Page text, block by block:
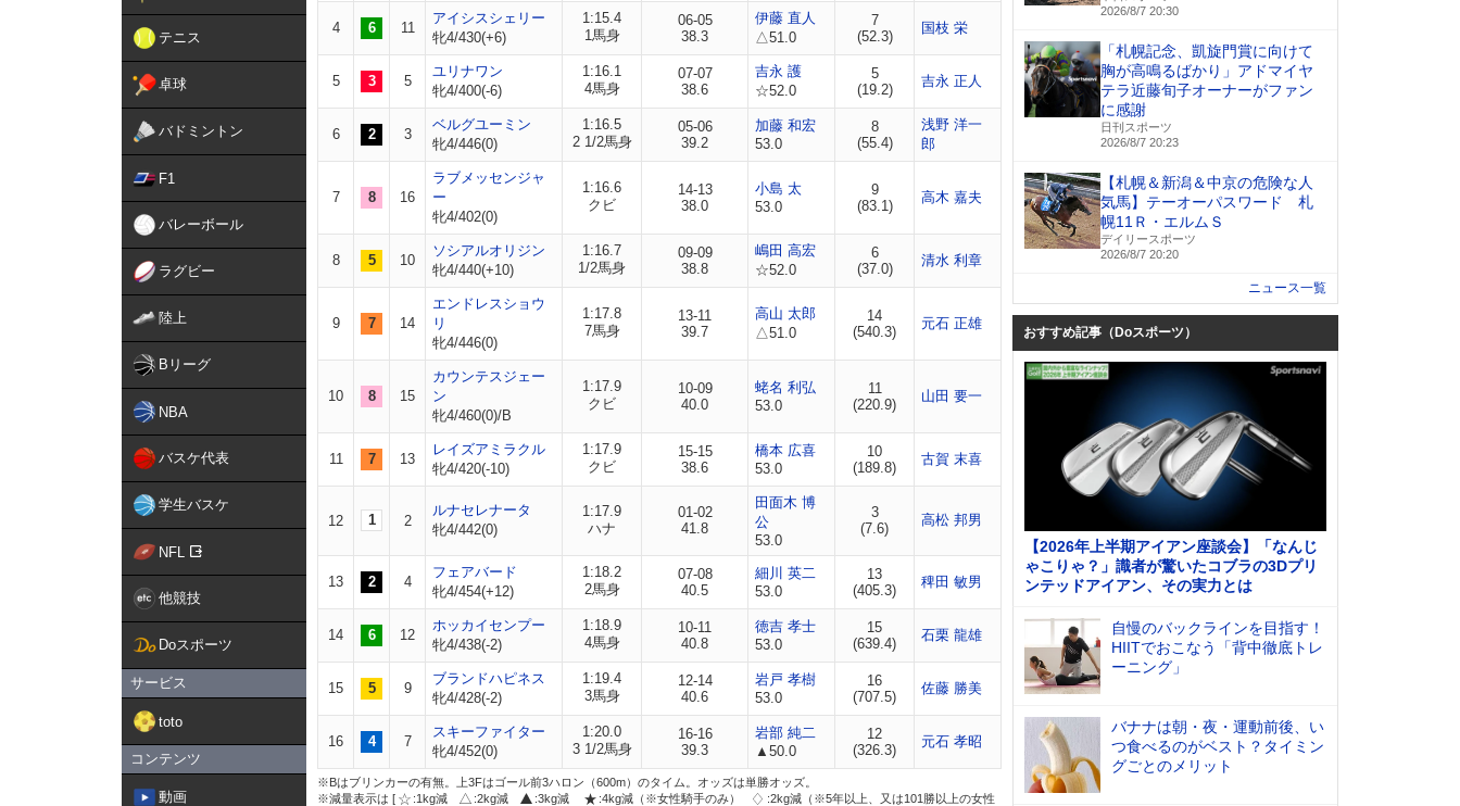
テニス
卓球
バドミントン
F1
バレーボール
ラグビー
陸上
Bリーグ
NBA
バスケ代表
学生バスケ
NFL
他競技
Doスポーツ
サービス
toto
コンテンツ
動画
4 6 11
アイシスシェリー
牝4/430(+6)
1:15.4
1馬身
06-05
38.3
伊藤 直人
△51.0
7
(52.3)
国枝 栄
5 3 5
ユリナワン
牝4/400(-6)
1:16.1
4馬身
07-07
38.6
吉永 護
☆52.0
5
(19.2)
吉永 正人
6 2 3
ベルグユーミン
牝4/446(0)
1:16.5
2 1/2馬身
05-06
39.2
加藤 和宏
53.0
8
(55.4)
浅野 洋一
郎
7 8 16
ラブメッセンジャ
ー
牝4/402(0)
1:16.6
クビ
14-13
38.0
小島 太
53.0
9
(83.1)
高木 嘉夫
8 5 10
ソシアルオリジン
牝4/440(+10)
1:16.7
1/2馬身
09-09
38.8
嶋田 高宏
☆52.0
6
(37.0)
清水 利章
9 7 14
エンドレスショウ
リ
牝4/446(0)
1:17.8
7馬身
13-11
39.7
高山 太郎
△51.0
14
(540.3)
元石 正雄
10 8 15
カウンテスジェー
ン
牝4/460(0)/B
1:17.9
クビ
10-09
40.0
蛯名 利弘
53.0
11
(220.9)
山田 要一
11 7 13
レイズアミラクル
牝4/420(-10)
1:17.9
クビ
15-15
38.6
橋本 広喜
53.0
10
(189.8)
古賀 末喜
12 1 2
ルナセレナータ
牝4/442(0)
1:17.9
ハナ
01-02
41.8
田面木 博
公
53.0
3
(7.6)
高松 邦男
13 2 4
フェアバード
牝4/454(+12)
1:18.2
2馬身
07-08
40.5
細川 英二
53.0
13
(405.3)
稗田 敏男
14 6 12
ホッカイセンプー
牝4/438(-2)
1:18.9
4馬身
10-11
40.8
徳吉 孝士
53.0
15
(639.4)
石栗 龍雄
15 5 9
ブランドハピネス
牝4/428(-2)
1:19.4
3馬身
12-14
40.6
岩戸 孝樹
53.0
16
(707.5)
佐藤 勝美
16 4 7
スキーファイター
牝4/452(0)
1:20.0
3 1/2馬身
16-16
39.3
岩部 純二
▲50.0
12
(326.3)
元石 孝昭
※Bはブリンカーの有無。上3Fはゴール前3ハロン（600m）のタイム。オッズは単勝オッズ。
※減量表示は [
:1kg減 :2kg減 :3kg減 :4kg減（※女性騎手のみ）
:2kg減（※5年以上、又は101勝以上の女性
2026/8/7 20:30
「札幌記念、凱旋門賞に向けて
胸が高鳴るばかり」アドマイヤ
テラ近藤旬子オーナーがファン
に感謝
日刊スポーツ
2026/8/7 20:23
【札幌＆新潟＆中京の危険な人
気馬】テーオーパスワード 札
幌11Ｒ・エルムＳ
デイリースポーツ
2026/8/7 20:20
ニュース一覧
おすすめ記事（Doスポーツ）
【2026年上半期アイアン座談会】「なんじ
ゃこりゃ？」識者が驚いたコブラの3Dプリ
ンテッドアイアン、その実力とは
自慢のバックラインを目指す！
HIITでおこなう「背中徹底トレ
ーニング」
バナナは朝・夜・運動前後、い
つ食べるのがベスト？タイミン
グごとのメリット